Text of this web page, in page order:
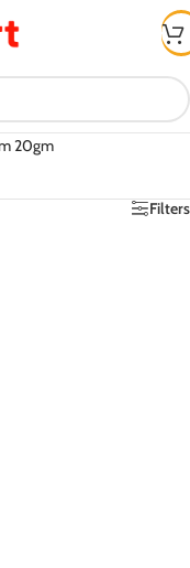
20gm
Filters